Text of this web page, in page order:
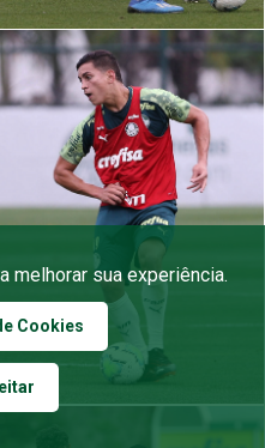
melhorar sua experiência.
Cookies